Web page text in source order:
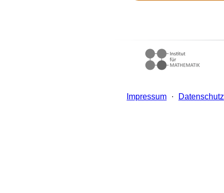
Impressum · Datenschutz